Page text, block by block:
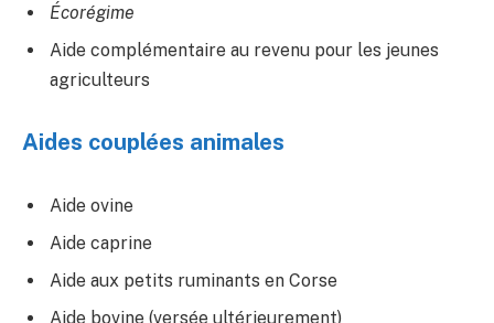
Écorégime
Aide complémentaire au revenu pour les jeunes
agriculteurs
Aides couplées animales
Aide ovine
Aide caprine
Aide aux petits ruminants en Corse
Aide bovine (versée ultérieurement)